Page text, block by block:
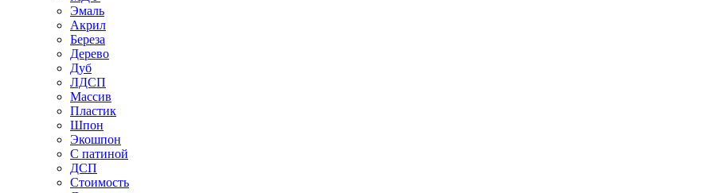
Эмаль
Акрил
Береза
Дерево
Дуб
ЛДСП
Массив
Пластик
Шпон
Экошпон
С патиной
ДСП
Стоимость